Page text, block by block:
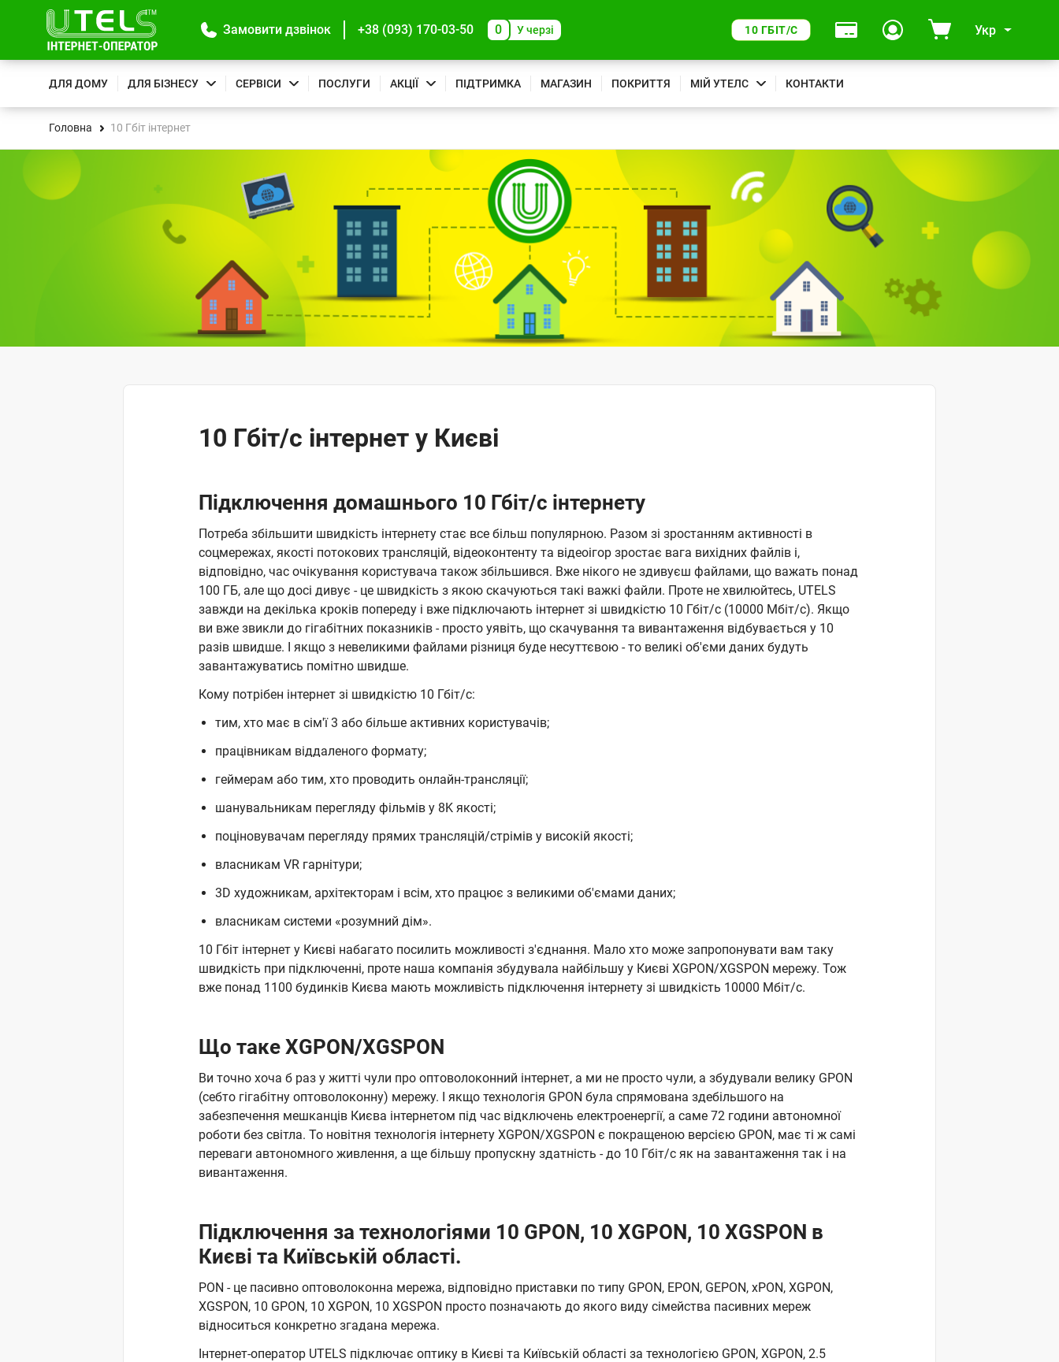
Замовити дзвінок +38 (093) 170-03-50 0 У черзі 10 ГБІТ/С Укр
ДЛЯ ДОМУ ДЛЯ БІЗНЕСУ СЕРВІСИ ПОСЛУГИ АКЦІЇ ПІДТРИМКА МАГАЗИН ПОКРИТТЯ МІЙ УТЕЛС КОНТАКТИ
Головна 10 Гбіт інтернет
10 Гбіт/c інтернет у Києві
Підключення домашнього 10 Гбіт/c інтернету
Потреба збільшити швидкість інтернету стає все більш популярною. Разом зі зростанням активності в
соцмережах, якості потокових трансляцій, відеоконтенту та відеоігор зростає вага вихідних файлів і,
відповідно, час очікування користувача також збільшився. Вже нікого не здивуєш файлами, що важать понад
100 ГБ, але що досі дивує - це швидкість з якою скачуються такі важкі файли. Проте не хвилюйтесь, UTELS
завжди на декілька кроків попереду і вже підключають інтернет зі швидкістю 10 Гбіт/c (10000 Мбіт/с). Якщо
ви вже звикли до гігабітних показників - просто уявіть, що скачування та вивантаження відбувається у 10
разів швидше. І якщо з невеликими файлами різниця буде несуттєвою - то великі об'єми даних будуть
завантажуватись помітно швидше.
Кому потрібен інтернет зі швидкістю 10 Гбіт/c:
тим, хто має в сім'ї 3 або більше активних користувачів;
працівникам віддаленого формату;
геймерам або тим, хто проводить онлайн-трансляції;
шанувальникам перегляду фільмів у 8K якості;
поціновувачам перегляду прямих трансляцій/стрімів у високій якості;
власникам VR гарнітури;
3D художникам, архітекторам і всім, хто працює з великими об'ємами даних;
власникам системи «розумний дім».
10 Гбіт інтернет у Києві набагато посилить можливості з'єднання. Мало хто може запропонувати вам таку
швидкість при підключенні, проте наша компанія збудувала найбільшу у Києві XGPON/XGSPON мережу. Тож
вже понад 1100 будинків Києва мають можливість підключення інтернету зі швидкість 10000 Мбіт/c.
Що таке XGPON/XGSPON
Ви точно хоча б раз у житті чули про оптоволоконний інтернет, а ми не просто чули, а збудували велику GPON
(себто гігабітну оптоволоконну) мережу. І якщо технологія GPON була спрямована здебільшого на
забезпечення мешканців Києва інтернетом під час відключень електроенергії, а саме 72 години автономної
роботи без світла. То новітня технологія інтернету XGPON/XGSPON є покращеною версією GPON, має ті ж самі
переваги автономного живлення, а ще більшу пропускну здатність - до 10 Гбіт/с як на завантаження так і на
вивантаження.
Підключення за технологіями 10 GPON, 10 XGPON, 10 XGSPON в
Києві та Київській області.
PON - це пасивно оптоволоконна мережа, відповідно приставки по типу GPON, EPON, GEPON, xPON, XGPON,
XGSPON, 10 GPON, 10 XGPON, 10 XGSPON просто позначають до якого виду сімейства пасивних мереж
відноситься конкретно згадана мережа.
Інтернет-оператор UTELS підключає оптику в Києві та Київській області за технологією GPON, XGPON, 2.5